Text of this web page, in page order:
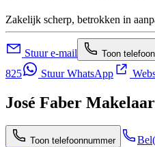
Zakelijk scherp, betrokken in
Stuur e-mail Toon
825
Stuur WhatsApp
José Faber
Toon telefoonnummer Bel